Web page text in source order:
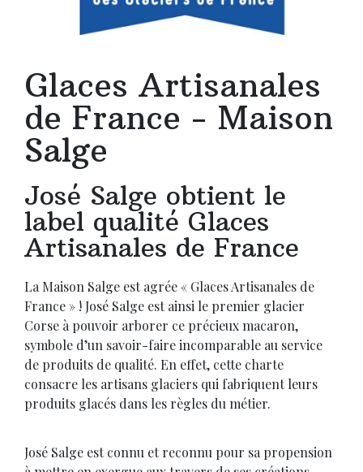
Glaces Artisanales
de France - Maison
Salge
José Salge obtient le
label qualité Glaces
Artisanales de France
La Maison Salge est agrée « Glaces Artisanales de
France » ! José Salge est ainsi le premier glacier
Corse à pouvoir arborer ce précieux macaron,
symbole d’un savoir-faire incomparable au service
de produits de qualité. En effet, cette charte
consacre les artisans glaciers qui fabriquent leurs
produits glacés dans les règles du métier.
José Salge est connu et reconnu pour sa propension